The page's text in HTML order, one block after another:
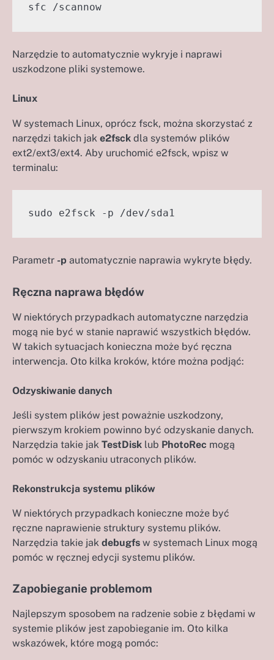
sfc /scannow
Narzędzie to automatycznie wykryje i naprawi
uszkodzone pliki systemowe.
Linux
W systemach Linux, oprócz fsck, można skorzystać z
narzędzi takich jak e2fsck dla systemów plików
ext2/ext3/ext4. Aby uruchomić e2fsck, wpisz w
terminalu:
sudo e2fsck -p /dev/sda1
Parametr -p automatycznie naprawia wykryte błędy.
Ręczna naprawa błędów
W niektórych przypadkach automatyczne narzędzia
mogą nie być w stanie naprawić wszystkich błędów.
W takich sytuacjach konieczna może być ręczna
interwencja. Oto kilka kroków, które można podjąć:
Odzyskiwanie danych
Jeśli system plików jest poważnie uszkodzony,
pierwszym krokiem powinno być odzyskanie danych.
Narzędzia takie jak TestDisk lub PhotoRec mogą
pomóc w odzyskaniu utraconych plików.
Rekonstrukcja systemu plików
W niektórych przypadkach konieczne może być
ręczne naprawienie struktury systemu plików.
Narzędzia takie jak debugfs w systemach Linux mogą
pomóc w ręcznej edycji systemu plików.
Zapobieganie problemom
Najlepszym sposobem na radzenie sobie z błędami w
systemie plików jest zapobieganie im. Oto kilka
wskazówek, które mogą pomóc: